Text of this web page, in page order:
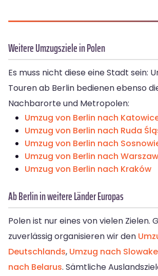
Weitere Umzugsziele in Polen
Es muss nicht diese eine Stadt sein:
Touren ab Berlin bedienen ebenso
Nachbarorte und Metropolen:
Umzug von Berlin nach
Umzug von Berlin nach Ruda
Umzug von Berlin nach
Umzug von Berlin nach
Umzug von Berlin nach Kraków
Ab Berlin in weitere Länder Europas
Polen ist nur eines von vielen Zielen.
zuverlässig organisieren wir den
Deutschlands, Umzug nach
nach Belarus. Sämtliche